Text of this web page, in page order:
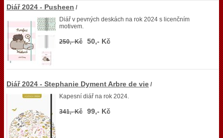
Diář 2024 - Pusheen /
Diář v pevných deskách na rok 2024 s licenčním
motivem.
250,- Kč 50,- Kč
Diář 2024 - Stephanie Dyment Arbre de vie /
Kapesní diář na rok 2024.
341,- Kč 99,- Kč